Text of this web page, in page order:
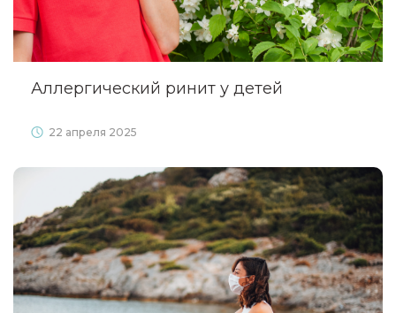
Аллергический ринит у детей
22 апреля 2025